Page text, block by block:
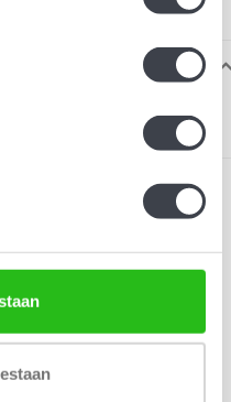
nieuwsbrief
10% korting